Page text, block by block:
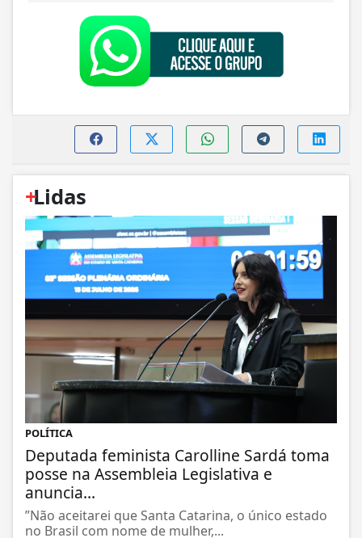
+
Lidas
POLÍTICA
Deputada feminista Carolline Sardá toma
posse na Assembleia Legislativa e
anuncia...
”Não aceitarei que Santa Catarina, o único estado
no Brasil com nome de mulher,...